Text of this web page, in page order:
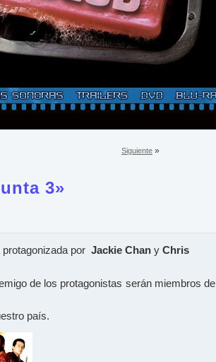
Siguiente »
3»
por Jackie Chan y Chris
de los protagonistas serán miembros de
país.